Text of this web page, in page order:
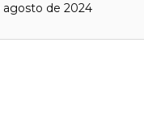
agosto de 2024